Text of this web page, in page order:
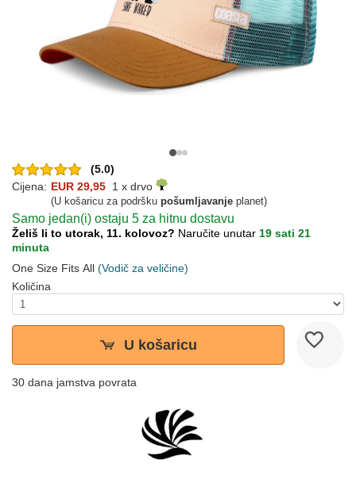
(5.0)
Cijena: EUR 29,95 1 x drvo
(U košaricu za podršku pošumljavanje planet)
Samo jedan(i) ostaju 5 za hitnu dostavu
Želiš li to utorak, 11. kolovoz? Naručite unutar 19 sati 21
minuta
One Size Fits All (Vodič za veličine)
Količina
U košaricu
30 dana jamstva povrata